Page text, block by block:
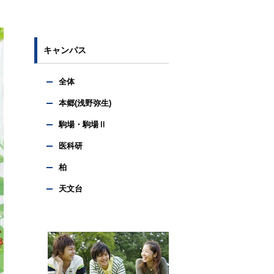
キャンパス
全体
本郷(浅野弥生)
駒場・駒場Ⅱ
医科研
柏
天文台